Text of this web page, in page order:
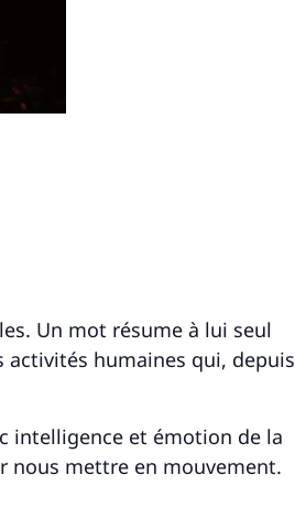
Un mot résume à lui seul
activités humaines qui, depuis
intelligence et émotion de la
nous mettre en mouvement.